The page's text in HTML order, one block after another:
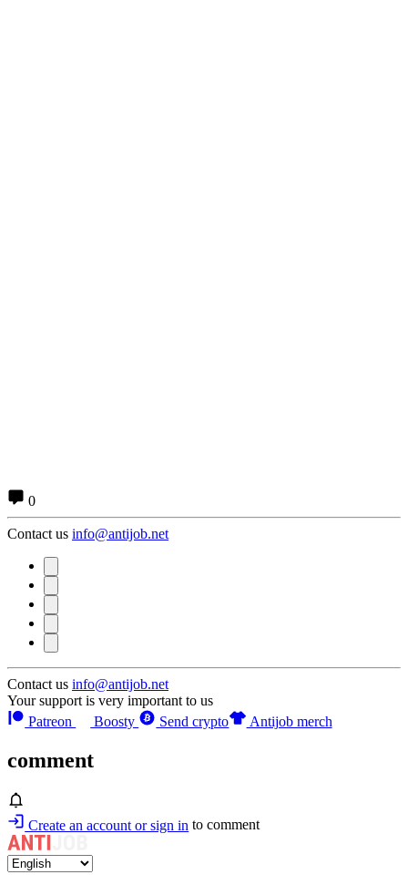
0
Contact us info@antijob.net
Contact us info@antijob.net
Your support is very important to us
Patreon
Boosty Send crypto Antijob merch
comment
Create an account or sign in to comment